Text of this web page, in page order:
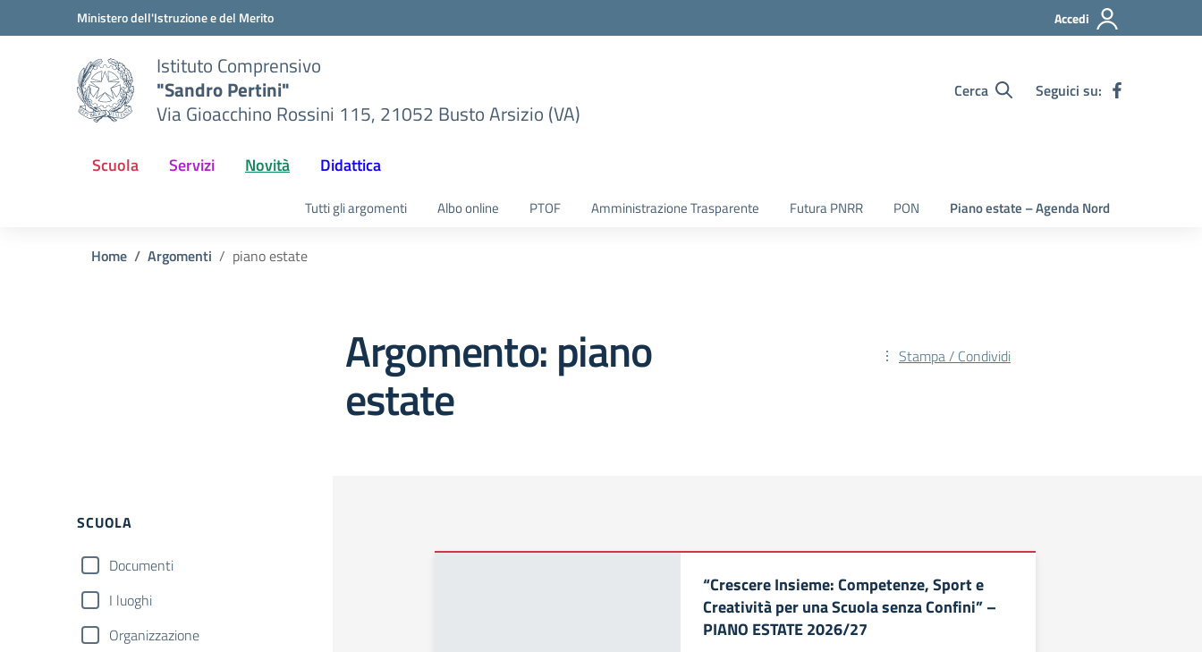
Vai ai contenuti
Vai al menu di navigazioneMinistero dell'Istruzione e del Merito Accedi
Istituto Comprensivo
"Sandro Pertini"
Via Gioacchino Rossini 115, 21052 Busto Arsizio (VA)
Cerca Seguici su:
Scuola Servizi Novità Didattica
Tutti gli argomenti Albo online PTOF Amministrazione Trasparente Futura PNRR PON Piano estate – Agenda Nord
Home Argomenti piano estate
Argomento: piano
estate
Stampa / Condividi
SCUOLA
Documenti
I luoghi
Organizzazione
“Crescere Insieme: Competenze, Sport e
Creatività per una Scuola senza Confini” –
PIANO ESTATE 2026/27